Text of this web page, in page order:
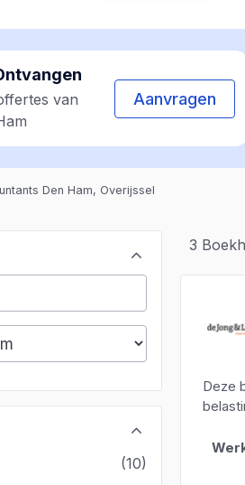
van
Aanvragen
Den Ham, Overijssel
(10)
3
Deze